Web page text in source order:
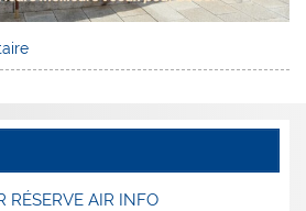
RÉSERVE AIR INFO